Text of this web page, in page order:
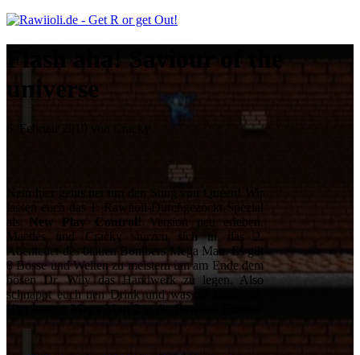
Flash aha! Saviour of the
universe
6. Februar 2010 von Cracky
lassen euch das 1. Rawiioli-Durchgezockt-Spezial
als
New Play Control! Version neu erleben.
Maettes und Cracky stürzen sich in das 2.
Abenteuer des blauen Bombers Mega Man. Es gilt
8 Bosse und Welten zu meistern um am Ende dem
bösen Dr. Wily das Handwerk zu legen. Also
schnappt euch nen Drink und was zu knabbern.
Hier kommtMega Man 2in der Rawiioli Edition!